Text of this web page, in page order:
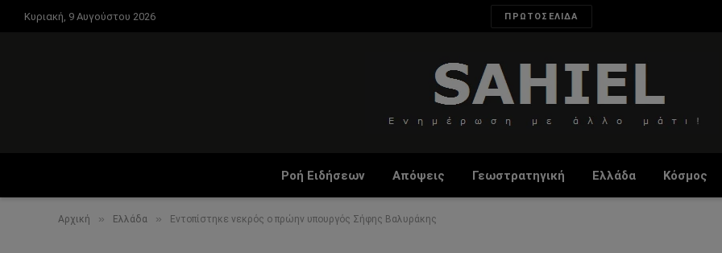
Κυριακή, 9 Αυγούστου 2026 ΠΡΩΤΟΣΕΛΙΔΑ
Ροή Ειδήσεων Απόψεις Γεωστρατηγική Ελλάδα Κόσμος
Αρχική » Ελλάδα » Εντοπίστηκε νεκρός ο πρώην υπουργός Σήφης Βαλυράκης